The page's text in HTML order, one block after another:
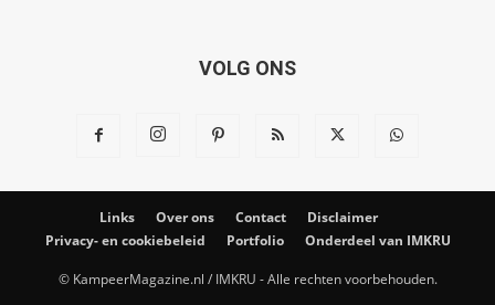
VOLG ONS
Links Over ons Contact
Disclaimer
Privacy- en cookiebeleid
Portfolio Onderdeel van IMKRU
© KampeerMagazine.nl / IMKRU - Alle rechten voorbehouden.